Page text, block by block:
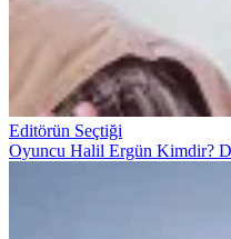
Editörün Seçtiği
Oyuncu Halil Ergün Kimdir?